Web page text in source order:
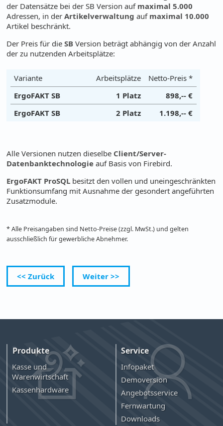
der Datensätze bei der SB Version auf maximal 5.000
Adressen, in derArtikelverwaltung auf maximal 10.000
Artikel beschränkt.
Der Preis für dieSB Version beträgt abhängig von der Anzahl
der zu nutzenden Arbeitsplätze:
Variante Arbeitsplätze
Netto-Preis *
ErgoFAKT SB
1 Platz
898,-- €
ErgoFAKT SB
2 Platz 1.198,-- €
Alle Versionen nutzen dieselbe Client/Server-
Datenbanktechnologie auf Basis von Firebird.
ErgoFAKT ProSQL besitzt den vollen und uneingeschränkten
Funktionsumfang mit Ausnahme der gesondert angeführten
Zusatzmodule.
* Alle Preisangaben sind Netto-Preise (zzgl. MwSt.) und gelten
ausschließlich für gewerbliche Abnehmer.
<< Zurück Weiter >>
Produkte
Kasse und
Warenwirtschaft
Kassenhardware
Service
Infopaket
Demoversion
Angebotsservice
Fernwartung
Downloads